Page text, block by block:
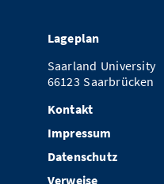
Lageplan
Saarland University
66123 Saarbrücken
Kontakt
Impressum
Datenschutz
Verweise